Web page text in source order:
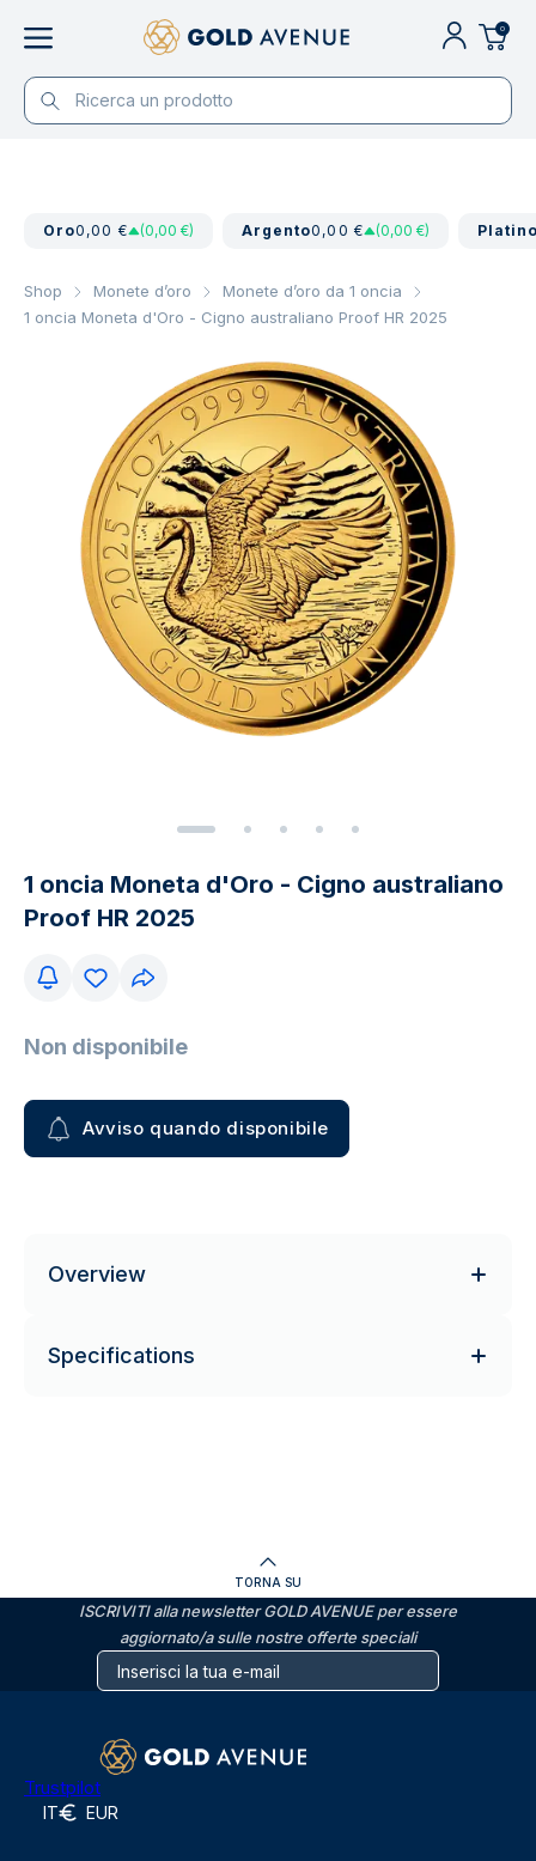
0
Oro0,00 € (0,00 €) Argento0,00 € (0,00 €)
Shop Monete d’oro
Monete d’oro da 1 oncia
1 oncia Moneta d'Oro - Cigno australiano Proof HR 2025
1 oncia Moneta d'Oro - Cigno australiano
Proof HR 2025
Non disponibile
Avviso quando disponibile
Overview
Specifications
TORNA SU
ISCRIVITI alla newsletter GOLD AVENUE per essere
aggiornato/a sulle nostre offerte speciali
Trustpilot
IT EUR